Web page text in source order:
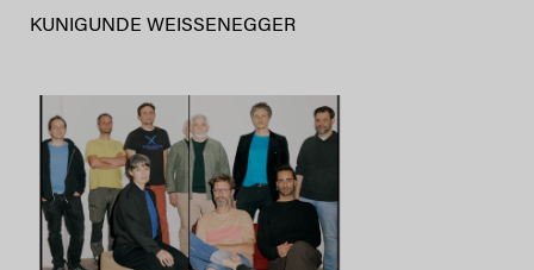
KUNIGUNDE WEISSENEGGER